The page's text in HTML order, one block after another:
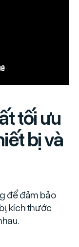
tối ưu
bị và
để đảm bảo
kích thước